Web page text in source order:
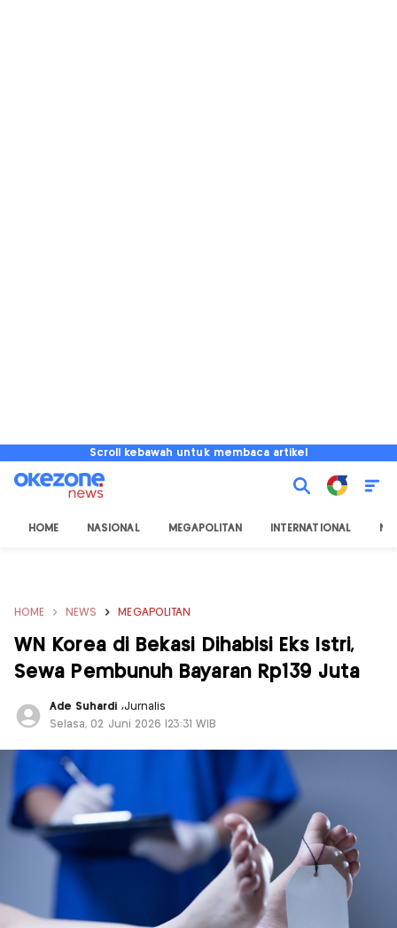
Scroll kebawah untuk membaca artikel
HOME NASIONAL MEGAPOLITAN INTERNATIONAL
HOME NEWS MEGAPOLITAN
WN Korea di Bekasi Dihabisi Eks Istri,
Sewa Pembunuh Bayaran Rp139 Juta
Ade Suhardi ,Jurnalis
Selasa, 02 Juni 2026 |23:31 WIB